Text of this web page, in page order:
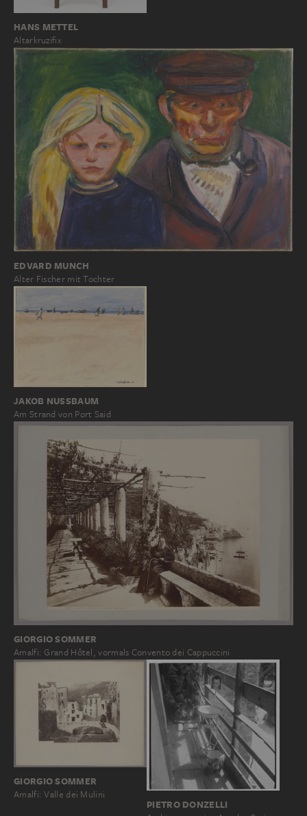
HANS METTEL
Altarkruzifix
EDVARD MUNCH
Alter Fischer mit Tochter
JAKOB NUSSBAUM
Am Strand von Port Said
GIORGIO SOMMER
Amalfi: Grand Hôtel, vormals Convento dei Cappuccini
GIORGIO SOMMER
Amalfi: Valle dei Mulini
PIETRO DONZELLI